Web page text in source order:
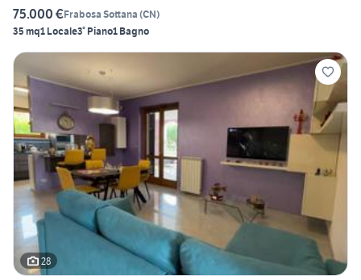
75.000 €Frabosa Sottana (CN)
35 mq1 Locale3° Piano1 Bagno
28